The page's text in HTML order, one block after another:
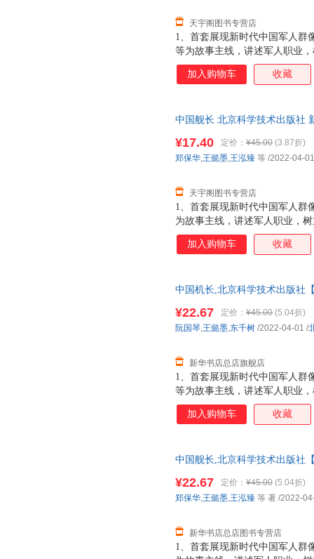
1、首套展现新时代中国军人群
等为故事主线，讲述军人职业
时刻”。2、新人物+新装备+专
硬核知识壁垒，让孩子掌握近
动方式，直播式记录各兵种“军
代先锋人物和国家脊梁的精神
雄、探寻英雄、崇敬英雄，打
天宇阁图书专营店
加入购物车 收藏
中国舰长 北京科学技术出版社
1、首套展现新时代中国军人群
为故事主线，讲述军人职业，
刻”。2、新人物+新装备+专家
核知识壁垒，让孩子掌握近期
式，直播式记录各兵种“军衔进
锋人物和国家脊梁的精神品质
探寻英雄、崇敬英雄，打好精
¥17.40 定价： ¥45.00 (3.87折)
天宇阁图书专营店
郑保华,王懿墨,王泓臻 等 /2022-04-01
加入购物车 收藏
中国机长,北京科学技术出版社
1、首套展现新时代中国军人群
等为故事主线，讲述军人职业
时刻”。2、新人物+新装备+专
硬核知识壁垒，让孩子掌握最
式，直播式记录各兵种“军衔进
锋人物和国家脊梁的精神品质
探寻英雄、崇敬英雄，打好精
¥22.67 定价： ¥45.00 (5.04折)
新华书店总店旗舰店
阮国琴,王懿墨,东千树 /2022-04-01 /
加入购物车 收藏
中国舰长,北京科学技术出版社
1、首套展现新时代中国军人群
¥22.67 定价： ¥45.00 (5.04折)
新华书店总店图书专营店
郑保华,王懿墨,王泓臻 等 著 /2022-